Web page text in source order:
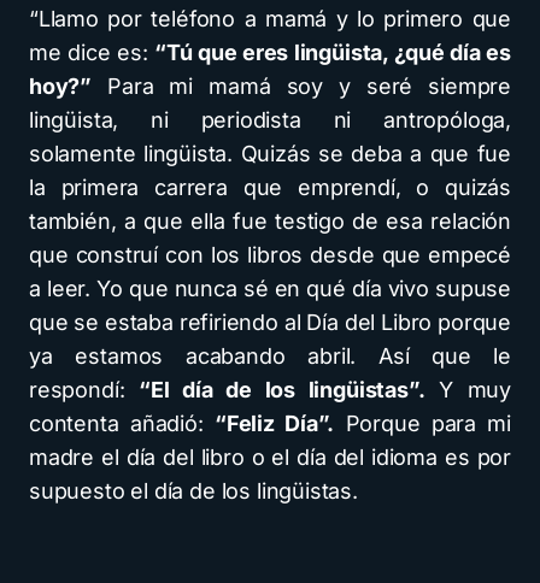
“Llamo por teléfono a mamá y lo primero que
me dice es: “Tú que eres lingüista, ¿qué día es
hoy?” Para mi mamá soy y seré siempre
lingüista, ni periodista ni antropóloga,
solamente lingüista. Quizás se deba a que fue
la primera carrera que emprendí, o quizás
también, a que ella fue testigo de esa relación
que construí con los libros desde que empecé
a leer. Yo que nunca sé en qué día vivo supuse
que se estaba refiriendo al Día del Libro porque
ya estamos acabando abril. Así que le
respondí: “El día de los lingüistas”. Y muy
contenta añadió: “Feliz Día”. Porque para mi
madre el día del libro o el día del idioma es por
supuesto el día de los lingüistas.